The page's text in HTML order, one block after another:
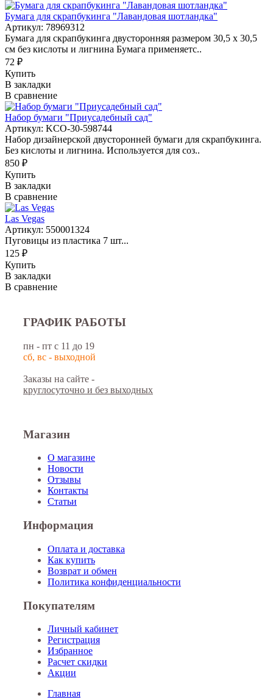
Бумага для скрапбукинга "Лавандовая шотландка"
Артикул: 78969312
Бумага для скрапбукинга двусторонняя размером 30,5 х 30,5
см без кислоты и лигнина Бумага применяетс..
72 ₽
Купить
В закладки
В сравнение
Набор бумаги "Приусадебный сад"
Артикул: KCO-30-598744
Набор дизайнерской двусторонней бумаги для скрапбукинга.
Без кислоты и лигнина. Используется для соз..
850 ₽
Купить
В закладки
В сравнение
Las Vegas
Артикул: 550001324
Пуговицы из пластика 7 шт...
125 ₽
Купить
В закладки
В сравнение
ГРАФИК РАБОТЫ
пн - пт с 11 до 19
сб, вс - выходной
Заказы на сайте -
круглосуточно и без выходных
Магазин
О магазине
Новости
Отзывы
Контакты
Статьи
Информация
Оплата и доставка
Как купить
Возврат и обмен
Политика конфиденциальности
Покупателям
Личный кабинет
Регистрация
Избранное
Расчет скидки
Акции
Главная